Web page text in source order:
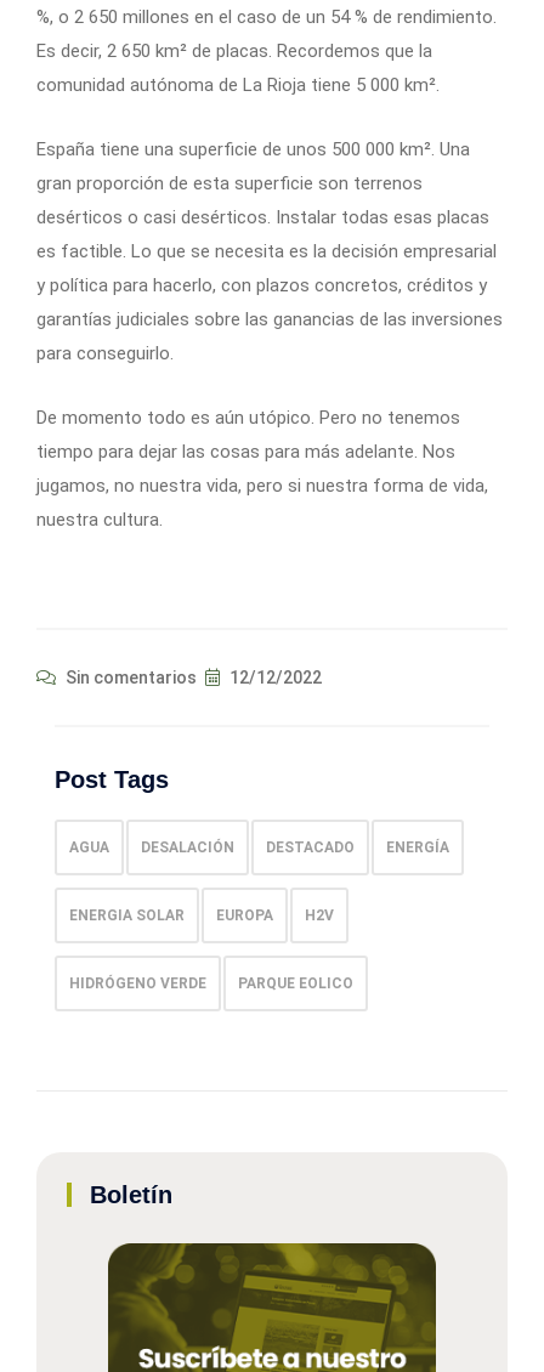
%, o 2 650 millones en el caso de un 54 % de rendimiento.
Es decir, 2 650 km² de placas. Recordemos que la
comunidad autónoma de La Rioja tiene 5 000 km².
España tiene una superficie de unos 500 000 km². Una
gran proporción de esta superficie son terrenos
desérticos o casi desérticos. Instalar todas esas placas
es factible. Lo que se necesita es la decisión empresarial
y política para hacerlo, con plazos concretos, créditos y
garantías judiciales sobre las ganancias de las inversiones
para conseguirlo.
De momento todo es aún utópico. Pero no tenemos
tiempo para dejar las cosas para más adelante. Nos
jugamos, no nuestra vida, pero si nuestra forma de vida,
nuestra cultura.
Sin comentarios 12/12/2022
Post Tags
AGUA DESALACIÓN DESTACADO ENERGÍA
ENERGIA SOLAR EUROPA H2V
HIDRÓGENO VERDE PARQUE EOLICO
Boletín